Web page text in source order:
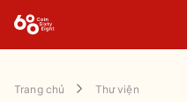
Trang chủ Thư viện